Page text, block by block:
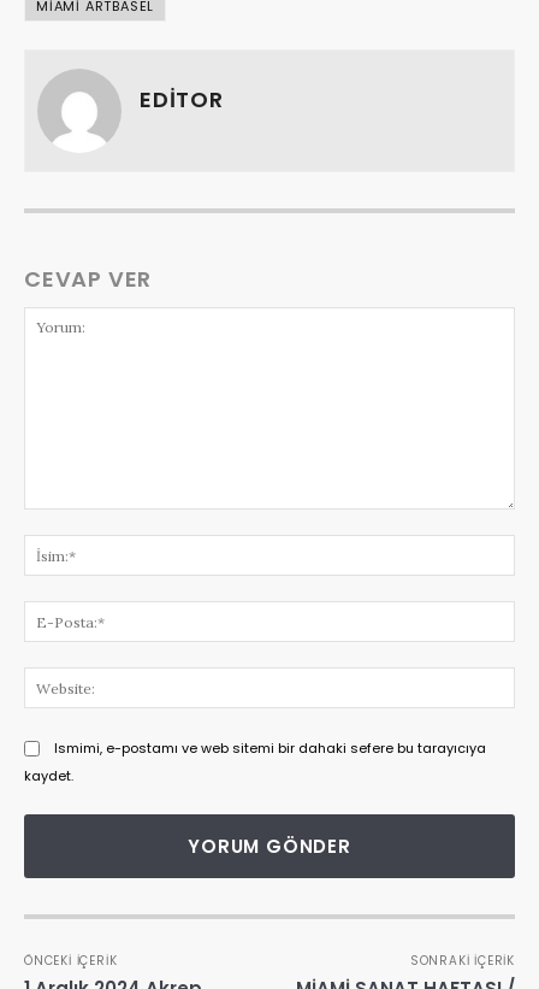
MIAMI ARTBASEL
EDITOR
CEVAP VER
Ismimi, e-postamı ve web sitemi bir dahaki sefere bu tarayıcıya
kaydet.
ÖNCEKI İÇERIK SONRAKI İÇERIK